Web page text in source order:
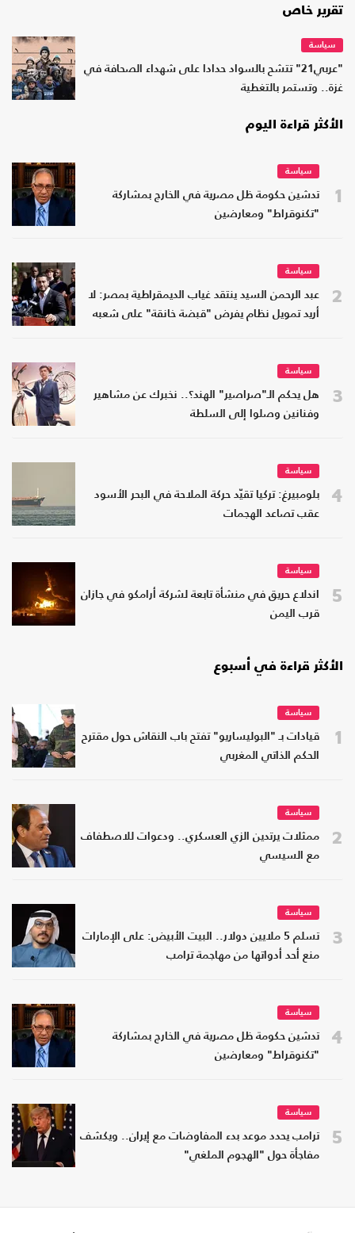
تقرير خاص
سياسة
"عربي21" تتشح بالسواد حدادا على شهداء الصحافة في
غزة.. وتستمر بالتغطية
الأكثر قراءة اليوم
1
سياسة
تدشين حكومة ظل مصرية في الخارج بمشاركة
"تكنوقراط" ومعارضين
2
سياسة
عبد الرحمن السيد ينتقد غياب الديمقراطية بمصر: لا
أريد تمويل نظام يفرض "قبضة خانقة" على شعبه
3
سياسة
هل يحكم الـ"صراصير" الهند؟.. نخبرك عن مشاهير
وفنانين وصلوا إلى السلطة
4
سياسة
بلومبيرغ: تركيا تقيّد حركة الملاحة في البحر الأسود
عقب تصاعد الهجمات
5
سياسة
اندلاع حريق في منشأة تابعة لشركة أرامكو في جازان
قرب اليمن
الأكثر قراءة في أسبوع
1
سياسة
قيادات بـ "البوليساريو" تفتح باب النقاش حول مقترح
الحكم الذاتي المغربي
2
سياسة
ممثلات يرتدين الزي العسكري.. ودعوات للاصطفاف
مع السيسي
3
سياسة
تسلم 5 ملايين دولار.. البيت الأبيض: على الإمارات
منع أحد أدواتها من مهاجمة ترامب
4
سياسة
تدشين حكومة ظل مصرية في الخارج بمشاركة
"تكنوقراط" ومعارضين
5
سياسة
ترامب يحدد موعد بدء المفاوضات مع إيران.. ويكشف
مفاجأة حول "الهجوم الملغي"